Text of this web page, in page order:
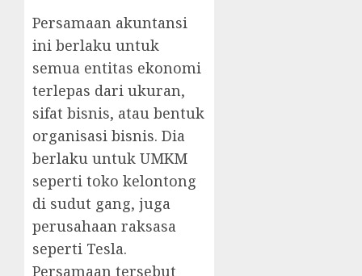
Persamaan akuntansi
ini berlaku untuk
semua entitas ekonomi
terlepas dari ukuran,
sifat bisnis, atau bentuk
organisasi bisnis. Dia
berlaku untuk UMKM
seperti toko kelontong
di sudut gang, juga
perusahaan raksasa
seperti Tesla.
Persamaan tersebut